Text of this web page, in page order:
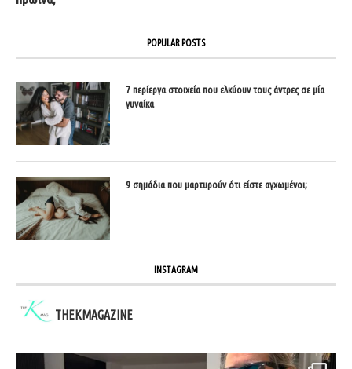
POPULAR POSTS
7 περίεργα στοιχεία που ελκύουν τους άντρες σε μία
γυναίκα
9 σημάδια που μαρτυρούν ότι είστε αγχωμένοι;
INSTAGRAM
THEKMAGAZINE